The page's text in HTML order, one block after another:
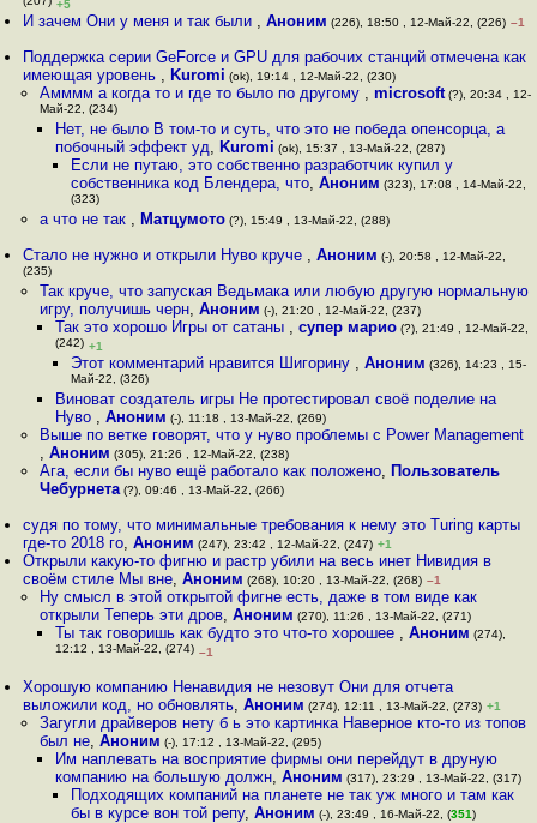
+5
И зачем Они у меня и так были ,Аноним (226), 18:50 , 12-Май-22, (226) –1
Поддержка серии GeForce и GPU для рабочих станций отмечена как
имеющая уровень , Kuromi (ok), 19:14 , 12-Май-22, (230)
Амммм а когда то и где то было по другому , microsoft(?), 20:34 , 12-
Май-22, (234)
Нет, не было В том-то и суть, что это не победа опенсорца, а
побочный эффект уд, Kuromi (ok), 15:37 , 13-Май-22, (287)
Если не путаю, это собственно разработчик купил у
собственника код Блендера, что,Аноним (323), 17:08 , 14-Май-22,
(323)
а что не так , Матцумото(?), 15:49 , 13-Май-22, (288)
Стало не нужно и открыли Нуво круче ,Аноним (-), 20:58 , 12-Май-22,
(235)
Так круче, что запуская Ведьмака или любую другую нормальную
игру, получишь черн, Аноним (-), 21:20 , 12-Май-22, (237)
Так это хорошо Игры от сатаны , супер марио(?), 21:49 , 12-Май-22,
(242) +1
Этот комментарий нравится Шигорину ,Аноним (326), 14:23 , 15-
Май-22, (326)
Виноват создатель игры Не протестировал своё поделие на
Нуво , Аноним (-), 11:18 , 13-Май-22, (269)
Выше по ветке говорят, что у нуво проблемы с Power Management
, Аноним (305), 21:26 , 12-Май-22, (238)
Ага, если бы нуво ещё работало как положено, Пользователь
Чебурнета(?), 09:46 , 13-Май-22, (266)
судя по тому, что минимальные требования к нему это Turing карты
где-то 2018 го,Аноним (247), 23:42 , 12-Май-22, (247) +1
Открыли какую-то фигню и растр убили на весь инет Нивидия в
своём стиле Мы вне,Аноним (268), 10:20 , 13-Май-22, (268) –1
Ну смысл в этой открытой фигне есть, даже в том виде как
открыли Теперь эти дров, Аноним (270), 11:26 , 13-Май-22, (271)
Ты так говоришь как будто это что-то хорошее , Аноним (274),
12:12 , 13-Май-22, (274) –1
Хорошую компанию Ненавидия не незовут Они для отчета
выложили код, но обновлять,Аноним (274), 12:11 , 13-Май-22, (273) +1
Загугли драйверов нету б ь это картинка Наверное кто-то из топов
был не, Аноним (-), 17:12 , 13-Май-22, (295)
Им наплевать на восприятие фирмы они перейдут в друную
компанию на большую должн, Аноним (317), 23:29 , 13-Май-22, (317)
Подходящих компаний на планете не так уж много и там как
бы в курсе вон той репу,Аноним (-), 23:49 , 16-Май-22, (351)